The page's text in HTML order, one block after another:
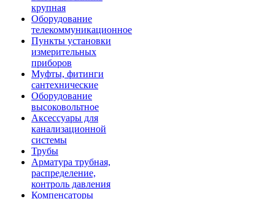
крупная
Оборудование
телекоммуникационное
Пункты установки
измерительных
приборов
Муфты, фитинги
сантехнические
Оборудование
высоковольтное
Аксессуары для
канализационной
системы
Трубы
Арматура трубная,
распределение,
контроль давления
Компенсаторы